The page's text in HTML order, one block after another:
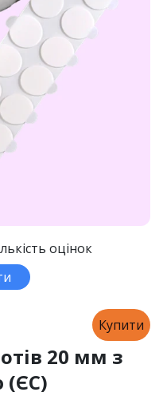
оцінок
Купити
20 мм з
(ЄС)